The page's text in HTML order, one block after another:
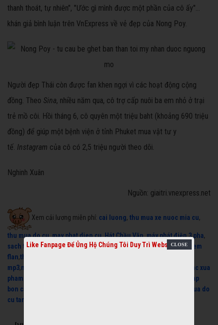
thanh thoát, tự nhiên", "Ước gì mình được một phần của cô ấy"...
khán giả bình luận trên VnExpress về vẻ đẹp của Nong Poy.
Người đẹp Thái còn được fan khen ngợi vì các hoạt động cộng
đồng. Theo Sina, nhiều năm qua, cô trợ cấp nuôi ba em nhỏ ở trại
trẻ mồ côi. Hồi tháng 6, cô quyên một triệu baht (khoảng 690 triệu
đồng) để giúp một bệnh viện ở tỉnh Phuket mua vật tư y
tế. Instagram của cô có 2,5 triệu người theo dõi.
Nghinh Xuân
Nguồn: giaitri.vnexpress.net
Xem cải lương miễn phí: cai luong, thu mua xe nuoc mia cu,
thu mua do cu,may phat dien cu,Hát Chầu Văn,máy phát điện 3 pha,
sach toi pham hoc,trich doan cai luong,thu mua may lanh cu,
kem
flan,the hinh
mp3,nhac dance remix
nhac xua
pham hong que
sua nap
bon cau thong minh
thu mua do
cu tan binh
Like Fanpage Để Ủng Hộ Chúng Tôi Duy Trì Website